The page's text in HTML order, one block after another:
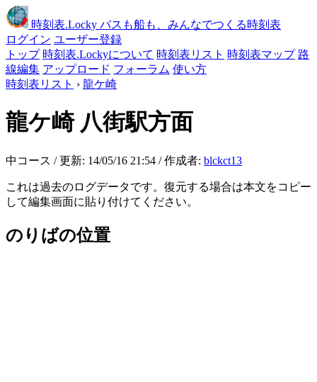
時刻表.Locky バスも船も、みんなでつくる時刻表
ログイン ユーザー登録
トップ 時刻表.Lockyについて 時刻表リスト 時刻表マップ 路
線編集 アップロード フォーラム 使い方
時刻表リスト › 龍ケ崎
龍ケ崎 八街駅方面
中コース / 更新: 14/05/16 21:54 / 作成者: blckct13
これは過去のログデータです。復元する場合は本文をコピー
して編集画面に貼り付けてください。
のりばの位置